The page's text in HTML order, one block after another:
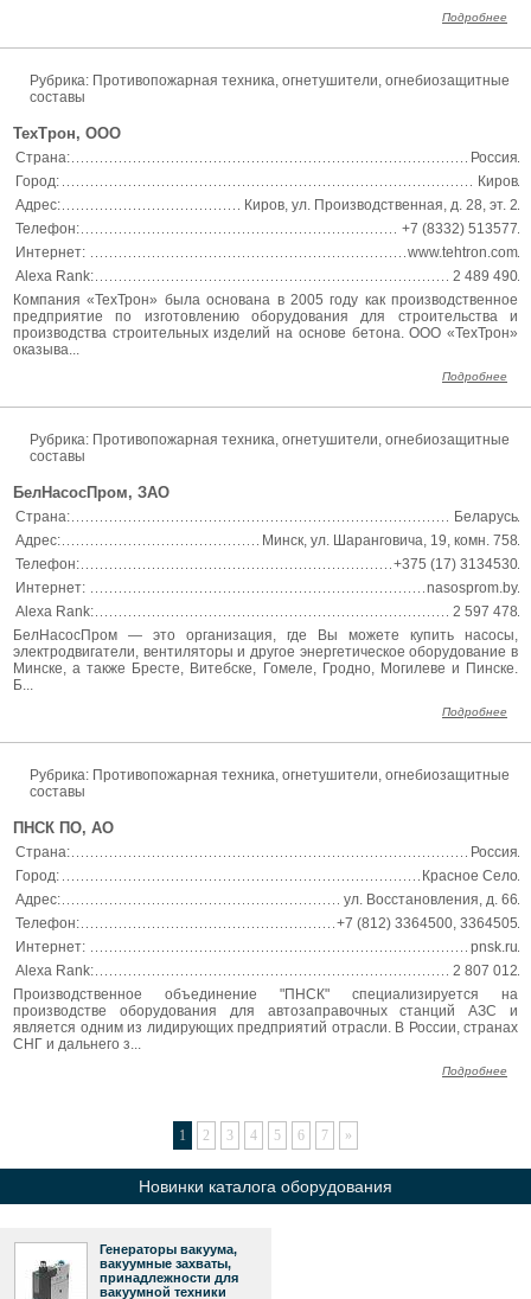
Подробнее
Рубрика: Противопожарная техника, огнетушители, огнебиозащитные
составы
ТехТрон, ООО
Страна:
Россия
Город:
Киров
Адрес:
Киров, ул. Производственная, д. 28, эт. 2
Телефон:
+7 (8332) 513577
Интернет:
www.tehtron.com
Alexa Rank:
2 489 490
Компания «ТехТрон» была основана в 2005 году как производственное
предприятие по изготовлению оборудования для строительства и
производства строительных изделий на основе бетона. ООО «ТехТрон»
оказыва...
Подробнее
Рубрика: Противопожарная техника, огнетушители, огнебиозащитные
составы
БелНасосПром, ЗАО
Страна:
Беларусь
Адрес:
Минск, ул. Шаранговича, 19, комн. 758
Телефон:
+375 (17) 3134530
Интернет:
nasosprom.by
Alexa Rank:
2 597 478
БелНасосПром — это организация, где Вы можете купить насосы,
электродвигатели, вентиляторы и другое энергетическое оборудование в
Минске, а также Бресте, Витебске, Гомеле, Гродно, Могилеве и Пинске.
Б...
Подробнее
Рубрика: Противопожарная техника, огнетушители, огнебиозащитные
составы
ПНСК ПО, АО
Страна:
Россия
Город:
Красное Село
Адрес:
ул. Восстановления, д. 66
Телефон:
+7 (812) 3364500, 3364505
Интернет:
pnsk.ru
Alexa Rank:
2 807 012
Производственное объединение "ПНСК" специализируется на
производстве оборудования для автозаправочных станций АЗС и
является одним из лидирующих предприятий отрасли. В России, странах
СНГ и дальнего з...
Подробнее
1 2 3 4 5 6 7 »
Новинки каталога оборудования
Генераторы вакуума,
вакуумные захваты,
принадлежности для
вакуумной техники